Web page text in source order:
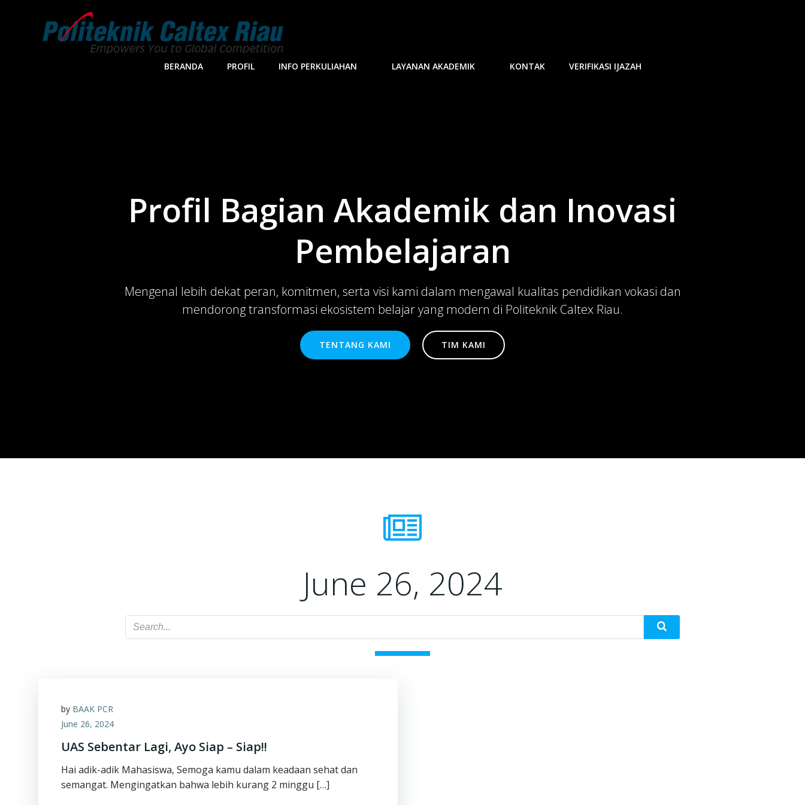
BERANDA PROFIL INFO PERKULIAHAN LAYANAN AKADEMIK KONTAK VERIFIKASI IJAZAH
Profil Bagian Akademik dan Inovasi
Pembelajaran
Mengenal lebih dekat peran, komitmen, serta visi kami dalam mengawal kualitas pendidikan vokasi dan
mendorong transformasi ekosistem belajar yang modern di Politeknik Caltex Riau.
TENTANG KAMI TIM KAMI
June 26, 2024
by BAAK PCR
June 26, 2024
UAS Sebentar Lagi, Ayo Siap – Siap!!
Hai adik-adik Mahasiswa, Semoga kamu dalam keadaan sehat dan
semangat. Mengingatkan bahwa lebih kurang 2 minggu […]